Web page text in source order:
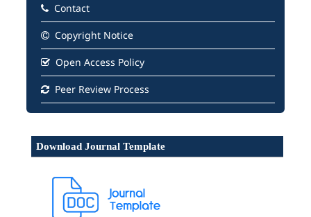
Contact
Copyright Notice
Open Access Policy
Peer Review Process
Download Journal Template